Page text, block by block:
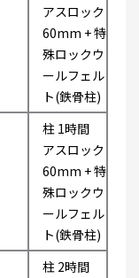
アスロック
60mm + 特
殊ロックウ
ールフェル
ト(鉄骨柱)
柱 1時間
アスロック
60mm + 特
殊ロックウ
ールフェル
ト(鉄骨柱)
柱 2時間